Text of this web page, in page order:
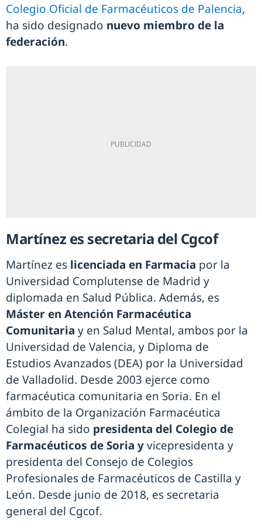
Colegio Oficial de Farmacéuticos de Palencia,
ha sido designado nuevo miembro de la
federación.
Martínez es secretaria del Cgcof
Martínez es licenciada en Farmacia por la
Universidad Complutense de Madrid y
diplomada en Salud Pública. Además, es
Máster en Atención Farmacéutica
Comunitaria y en Salud Mental, ambos por la
Universidad de Valencia, y Diploma de
Estudios Avanzados (DEA) por la Universidad
de Valladolid. Desde 2003 ejerce como
farmacéutica comunitaria en Soria. En el
ámbito de la Organización Farmacéutica
Colegial ha sido presidenta del Colegio de
Farmacéuticos de Soria yvicepresidenta y
presidenta del Consejo de Colegios
Profesionales de Farmacéuticos de Castilla y
León. Desde junio de 2018, es secretaria
general del Cgcof.